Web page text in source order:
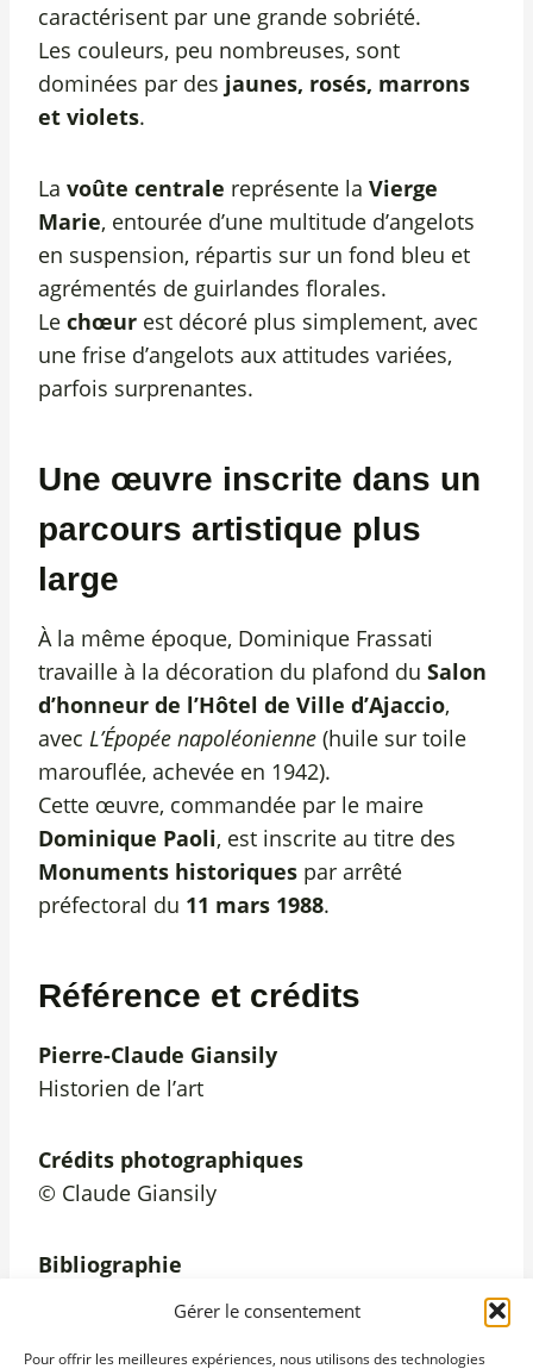
Gérer le consentement
Pour offrir les meilleures expériences, nous utilisons des technologies
caractérisent par une grande sobriété.
Les couleurs, peu nombreuses, sont
dominées par des jaunes, rosés, marrons
et violets.
La voûte centrale représente la Vierge
Marie, entourée d’une multitude d’angelots
en suspension, répartis sur un fond bleu et
agrémentés de guirlandes florales.
Le chœur est décoré plus simplement, avec
une frise d’angelots aux attitudes variées,
parfois surprenantes.
Une œuvre inscrite dans un
parcours artistique plus
large
À la même époque, Dominique Frassati
travaille à la décoration du plafond du Salon
d’honneur de l’Hôtel de Ville d’Ajaccio,
avec L’Épopée napoléonienne (huile sur toile
marouflée, achevée en 1942).
Cette œuvre, commandée par le maire
Dominique Paoli, est inscrite au titre des
Monuments historiques par arrêté
préfectoral du 11 mars 1988.
Référence et crédits
Pierre-Claude Giansily
Historien de l’art
Crédits photographiques
© Claude Giansily
Bibliographie
Giansily, Pierre-Claude,